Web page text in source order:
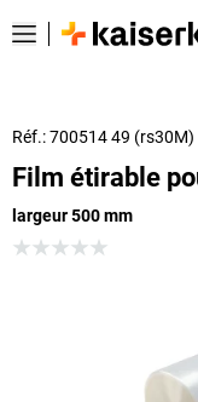
Réf.: 700514 49 (rs30M)
Film étirable
largeur 500 mm